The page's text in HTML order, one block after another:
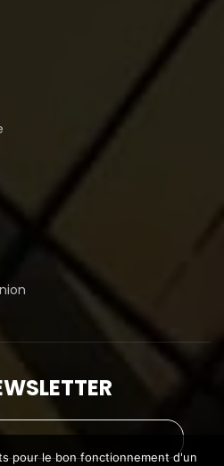
pour le bon fonctionnement d'un